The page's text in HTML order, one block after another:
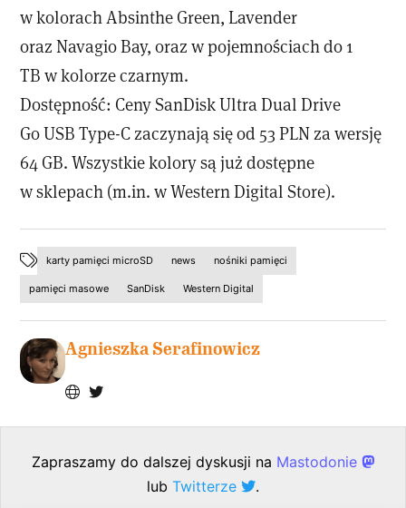
w kolorach Absinthe Green, Lavender
oraz Navagio Bay, oraz w pojemnościach do 1
TB w kolorze czarnym.
Dostępność: Ceny SanDisk Ultra Dual Drive
Go USB Type-C zaczynają się od 53 PLN za wersję
64 GB. Wszystkie kolory są już dostępne
w sklepach (m.in. w Western Digital Store).
karty pamięci microSD news nośniki pamięci
pamięci masowe SanDisk Western Digital
Agnieszka Serafinowicz
Zapraszamy do dalszej dyskusji na Mastodonie
lub Twitterze .